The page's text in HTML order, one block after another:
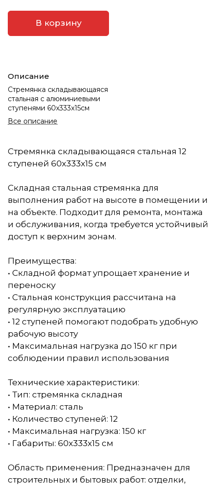
В корзину
Описание
Стремянка складывающаяся
стальная с алюминиевыми
ступенями 60x333x15см
Все описание
Стремянка складывающаяся стальная 12
ступеней 60x333x15 см
Складная стальная стремянка для
выполнения работ на высоте в помещении и
на объекте. Подходит для ремонта, монтажа
и обслуживания, когда требуется устойчивый
доступ к верхним зонам.
Преимущества:
• Складной формат упрощает хранение и
переноску
• Стальная конструкция рассчитана на
регулярную эксплуатацию
• 12 ступеней помогают подобрать удобную
рабочую высоту
• Максимальная нагрузка до 150 кг при
соблюдении правил использования
Технические характеристики:
• Тип: стремянка складная
• Материал: сталь
• Количество ступеней: 12
• Максимальная нагрузка: 150 кг
• Габариты: 60x333x15 см
Область применения: Предназначен для
строительных и бытовых работ: отделки,